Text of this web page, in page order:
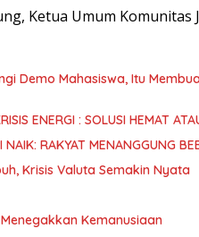
Ketua Umum Komunitas
Demo Mahasiswa, Itu
ENERGI : SOLUSI HEMAT
NAIK: RAKYAT MENANGGUNG
Krisis Valuta Semakin Nyata
Kemanusiaan